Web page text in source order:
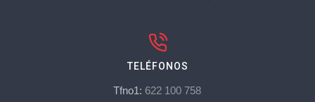
TELÉFONOS
Tfno1: 622 100 758